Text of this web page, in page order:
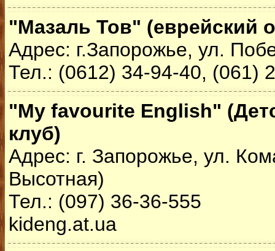
"Мазаль Тов" (еврейский
Адрес: г.Запорожье, ул.
Тел.: (0612) 34-94-40, (061)
"My favourite English"
клуб)
Адрес: г. Запорожье, ул.
Высотная)
Тел.: (097) 36-36-555
kideng.at.ua